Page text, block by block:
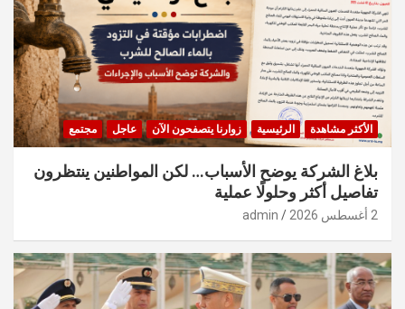
الأكثر مشاهدة الرئيسية زوارنا يتصفحون الآن عاجل مجتمع
بلاغ الشركة يوضح الأسباب… لكن المواطنين ينتظرون
تفاصيل أكثر وحلولًا عملية
2 أغسطس 2026 admin